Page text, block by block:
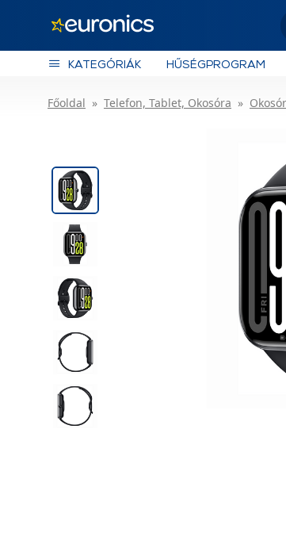
KATEGÓRIÁK HŰSÉGPROGRAM
Főoldal Telefon, Tablet, Okosóra